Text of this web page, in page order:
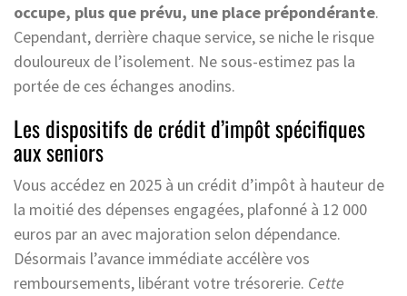
occupe, plus que prévu, une place prépondérante.
Cependant, derrière chaque service, se niche le risque
douloureux de l’isolement. Ne sous-estimez pas la
portée de ces échanges anodins.
Les dispositifs de crédit d’impôt spécifiques
aux seniors
Vous accédez en 2025 à un crédit d’impôt à hauteur de
la moitié des dépenses engagées, plafonné à 12 000
euros par an avec majoration selon dépendance.
Désormais l’avance immédiate accélère vos
remboursements, libérant votre trésorerie. Cette